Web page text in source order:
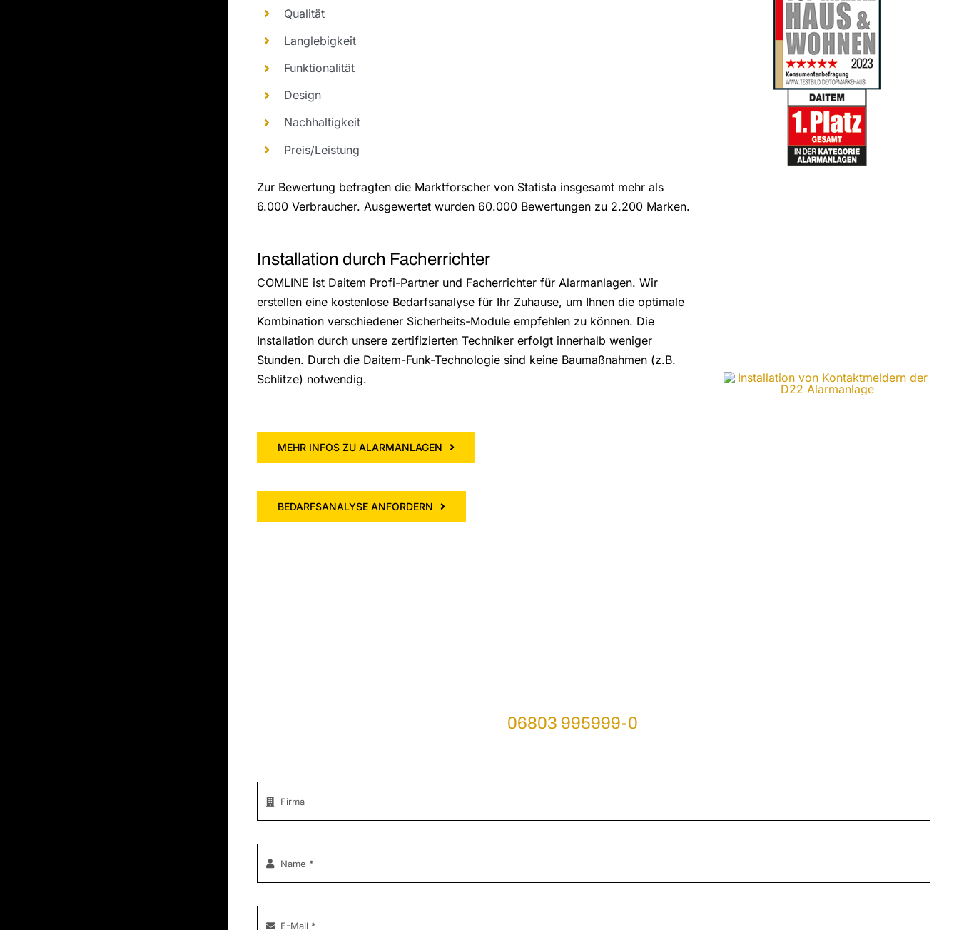
Qualität
Langlebigkeit
Funktionalität
Design
Nachhaltigkeit
Preis/Leistung
Zur Bewertung befragten die Marktforscher von Statista insgesamt mehr als
6.000 Verbraucher. Ausgewertet wurden 60.000 Bewertungen zu 2.200 Marken.
Installation durch Facherrichter
COMLINE ist Daitem Profi-Partner und Facherrichter für Alarmanlagen. Wir
erstellen eine kostenlose Bedarfsanalyse für Ihr Zuhause, um Ihnen die optimale
Kombination verschiedener Sicherheits-Module empfehlen zu können. Die
Installation durch unsere zertifizierten Techniker erfolgt innerhalb weniger
Stunden. Durch die Daitem-Funk-Technologie sind keine Baumaßnahmen (z.B.
Schlitze) notwendig.
MEHR INFOS ZU ALARMANLAGEN
BEDARFSANALYSE ANFORDERN
06803 995999-0